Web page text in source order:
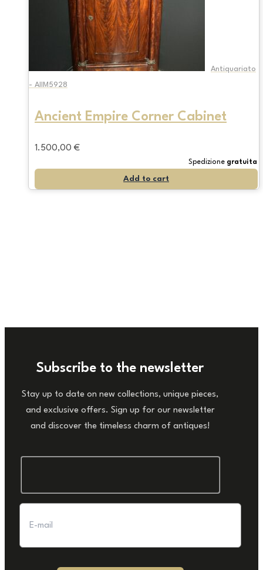
Antiquariato
- AIIM5928
Ancient Empire Corner Cabinet
1.500,00 €
Spedizione gratuita
Add to cart
Subscribe to the newsletter
Stay up to date on new collections, unique pieces,
and exclusive offers. Sign up for our newsletter
and discover the timeless charm of antiques!